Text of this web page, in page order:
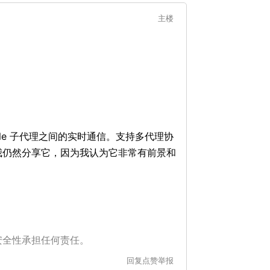
主楼
子代理之间的实时通信。支持多代理协
然分享它，因为我认为它非常有前景和
性承担任何责任。
回复 点赞举报